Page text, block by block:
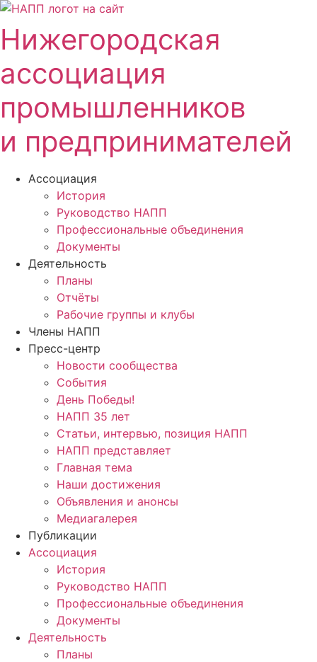
Перейти
содержимому
Нижегородская
ассоциация
промышленников
и предпринимателей
Ассоциация
История
Руководство НАПП
Профессиональные объединения
Документы
Деятельность
Планы
Отчёты
Рабочие группы и клубы
Члены НАПП
Пресс-центр
Новости сообщества
События
День Победы!
НАПП 35 лет
Статьи, интервью, позиция НАПП
НАПП представляет
Главная тема
Наши достижения
Объявления и анонсы
Медиагалерея
Публикации
Ассоциация
История
Руководство НАПП
Профессиональные объединения
Документы
Деятельность
Планы